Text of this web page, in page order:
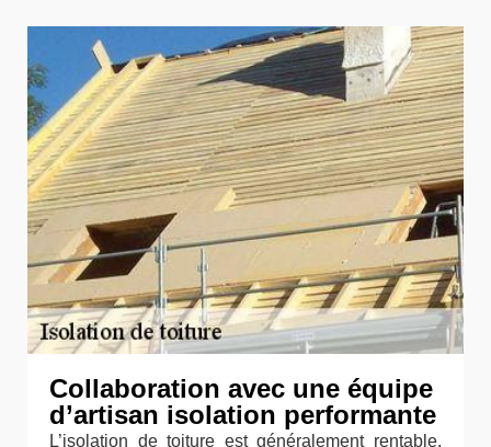
Collaboration avec une équipe
d’artisan isolation performante
L’isolation de toiture est généralement rentable.